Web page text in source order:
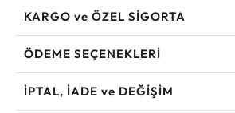
KARGO ve ÖZEL SİGORTA
ÖDEME SEÇENEKLERİ
İPTAL, İADE ve DEĞİŞİM